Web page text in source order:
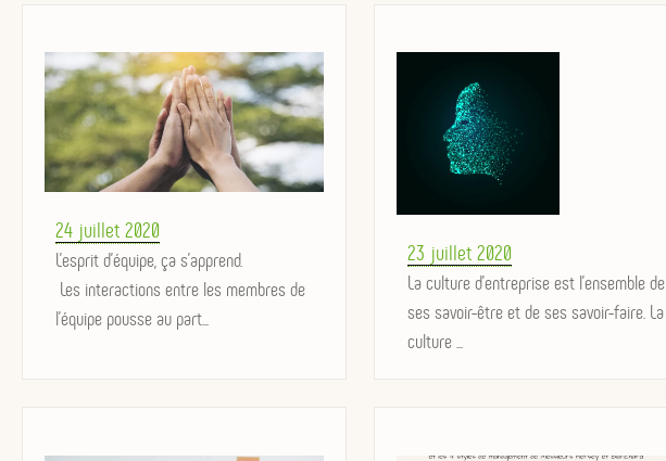
Posted
on
24 juillet 2020
L'esprit d'équipe, ça s'apprend.
Les interactions entre les membres de
l'équipe pousse au part...
Posted
on
23 juillet 2020
La culture d'entreprise est l'ensemble de
ses savoir-être et de ses savoir-faire. La
culture ...